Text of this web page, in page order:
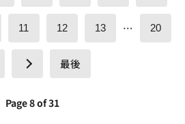
11 12 13 … 20
最後
Page 8 of 31